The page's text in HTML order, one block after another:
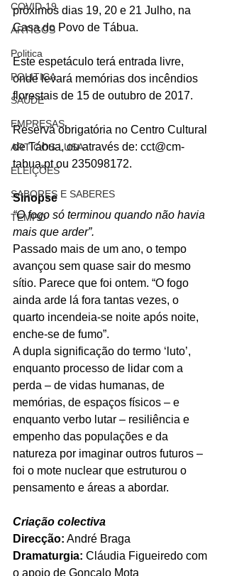
COVID-19
ARTIGOS
Politica
POLITICA
SAÚDE
EMPRESAS
ARTIGOS LUSA
ELEIÇÕES
SABORES E SABERES
TEMPO
próximos dias 19, 20 e 21 Julho, na
Casa do Povo de Tábua.
Este espetáculo terá entrada livre,
onde levará memórias dos incêndios
florestais de 15 de outubro de 2017.
Reserva obrigatória no Centro Cultural
de Tábua, ou através de: cct@cm-
tabua.pt ou 235098172.
Sinopse
“O fogo só terminou quando não havia
mais que arder”.
Passado mais de um ano, o tempo
avançou sem quase sair do mesmo
sítio. Parece que foi ontem. “O fogo
ainda arde lá fora tantas vezes, o
quarto incendeia-se noite após noite,
enche-se de fumo”.
A dupla significação do termo ‘luto’,
enquanto processo de lidar com a
perda – de vidas humanas, de
memórias, de espaços físicos – e
enquanto verbo lutar – resiliência e
empenho das populações e da
natureza por imaginar outros futuros –
foi o mote nuclear que estruturou o
pensamento e áreas a abordar.
Criação colectiva
Direcção: André Braga
Dramaturgia: Cláudia Figueiredo com
o apoio de Gonçalo Mota